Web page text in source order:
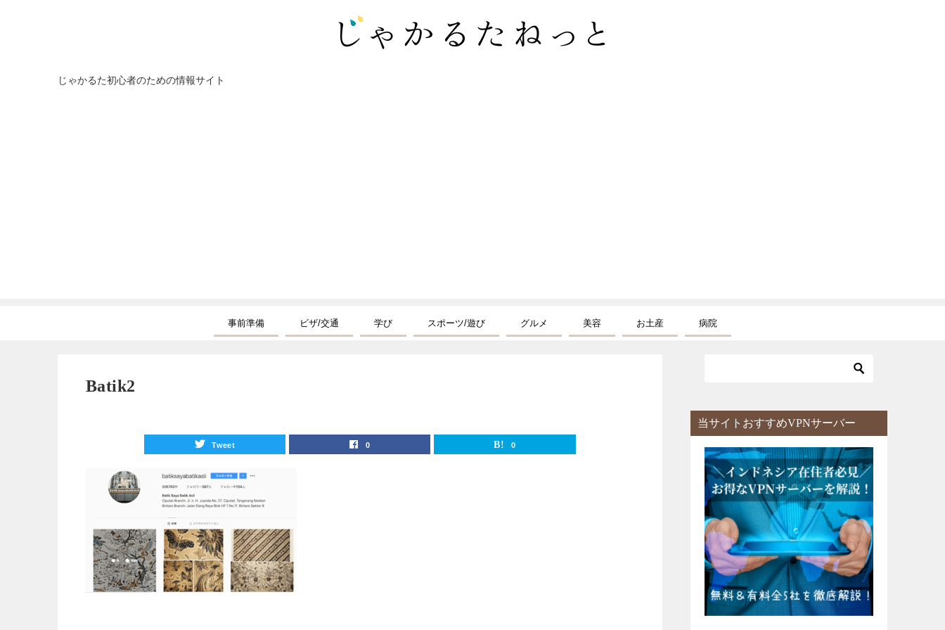
じゃかるた初心者のための情報サイト
事前準備 ビザ/交通 学び スポーツ/遊び グルメ 美容 お土産 病院
Batik2
Tweet 0 0
当サイトおすすめVPNサーバー